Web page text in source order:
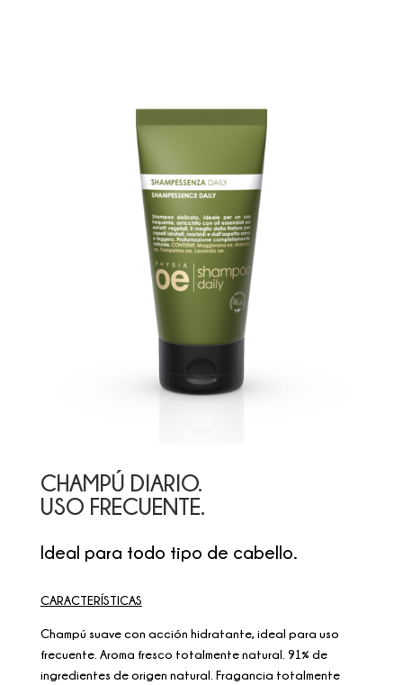
CHAMPÚ DIARIO.
USO FRECUENTE.
Ideal para todo tipo de cabello.
CARACTERÍSTICAS
Champú suave con acción hidratante, ideal para uso
frecuente. Aroma fresco totalmente natural. 91% de
ingredientes de origen natural. Fragancia totalmente